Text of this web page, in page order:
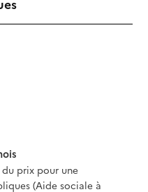
prix pour une
(Aide sociale à